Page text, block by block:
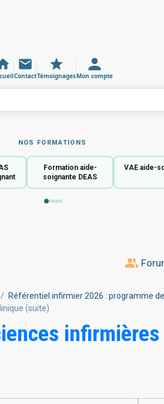
ContactTémoignagesMon compte
NOS FORMATIONS
Formation aide-
soignante DEAS
VAE aide-
Référentiel infirmier 2026 : programme
(suite)